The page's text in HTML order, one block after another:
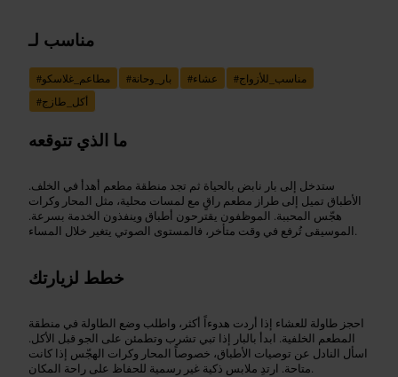
مناسب لـ
#مطاعم_غلاسكو #بار_وحانة #عشاء #مناسب_للأزواج
#أكل_طازج
ما الذي تتوقعه
ستدخل إلى بار نابض بالحياة ثم تجد منطقة مطعم أهدأ في الخلف.
الأطباق تميل إلى طراز مطعم راقٍ مع لمسات محلية، مثل المحار وكرات
هجّس المحببة. الموظفون يقترحون أطباق وينفذون الخدمة بسرعة.
الموسيقى تُرفع في وقت متأخر، فالمستوى الصوتي يتغير خلال المساء.
خطط لزيارتك
احجز طاولة للعشاء إذا أردت هدوءاً أكثر، واطلب وضع الطاولة في منطقة
المطعم الخلفية. ابدأ بالبار إذا تبي تشرب وتطمئن على الجو قبل الأكل.
اسأل النادل عن توصيات الأطباق، خصوصاً المحار وكرات الهجّس إذا كانت
متاحة. ارتدِ ملابس ذكية غير رسمية للحفاظ على راحة المكان.